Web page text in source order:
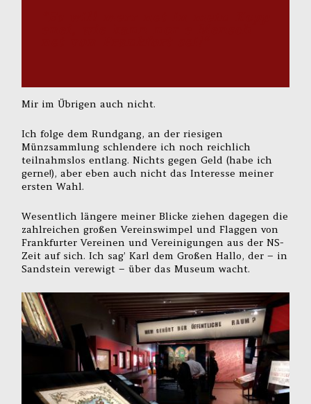
Mir im Übrigen auch nicht.
Ich folge dem Rundgang, an der riesigen
Münzsammlung schlendere ich noch reichlich
teilnahmslos entlang. Nichts gegen Geld (habe ich
gerne!), aber eben auch nicht das Interesse meiner
ersten Wahl.
Wesentlich längere meiner Blicke ziehen dagegen die
zahlreichen großen Vereinswimpel und Flaggen von
Frankfurter Vereinen und Vereinigungen aus der NS-
Zeit auf sich. Ich sag’ Karl dem Großen Hallo, der – in
Sandstein verewigt – über das Museum wacht.